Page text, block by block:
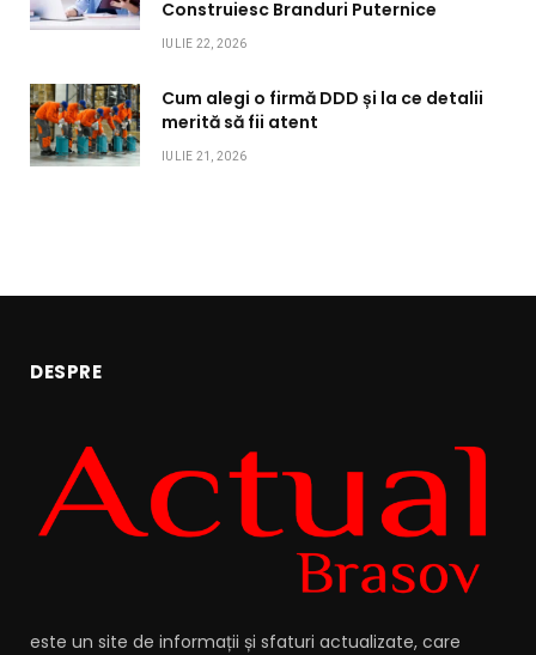
Construiesc Branduri Puternice
IULIE 22, 2026
Cum alegi o firmă DDD și la ce detalii
merită să fii atent
IULIE 21, 2026
DESPRE
este un site de informații și sfaturi actualizate, care